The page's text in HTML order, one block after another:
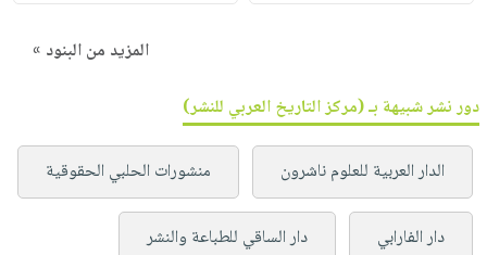
المزيد من البنود »
دور نشر شبيهة بـ (مركز التاريخ العربي للنشر)
الدار العربية للعلوم ناشرون منشورات الحلبي الحقوقية
دار الفارابي دار الساقي للطباعة والنشر